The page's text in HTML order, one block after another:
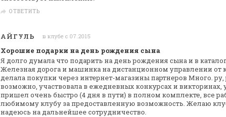
ОТВЕТИТЬ
АЙГУЛЬ в клубе с 07.2015
Хорошие подарки на день рождения сына
Я долго думала что подарить на день рождения сына и в
Железная дорога и машинка на дистанционном управлении от
делала покупки через интернет-магазины партнеров Много. ру,
возможно, участвовала в ежедневных конкурсах и викторинах,
пришел очень быстро (4 дня в пути) в полном комплекте, все
любимому клубу запредоставленную возможность. Желаю
надеюсь на дальнейшее сотрудничество.